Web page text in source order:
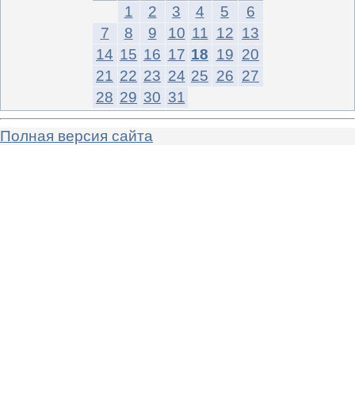
1
2 3 4 5
6
7
8 9 10 11 12 13
14 15 16 17 18 19 20
21 22 23 24 25 26 27
28 29 30 31
Полная версия сайта